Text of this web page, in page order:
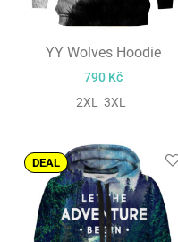
YY Wolves Hoodie
790 Kč
2XL 3XL
DEAL